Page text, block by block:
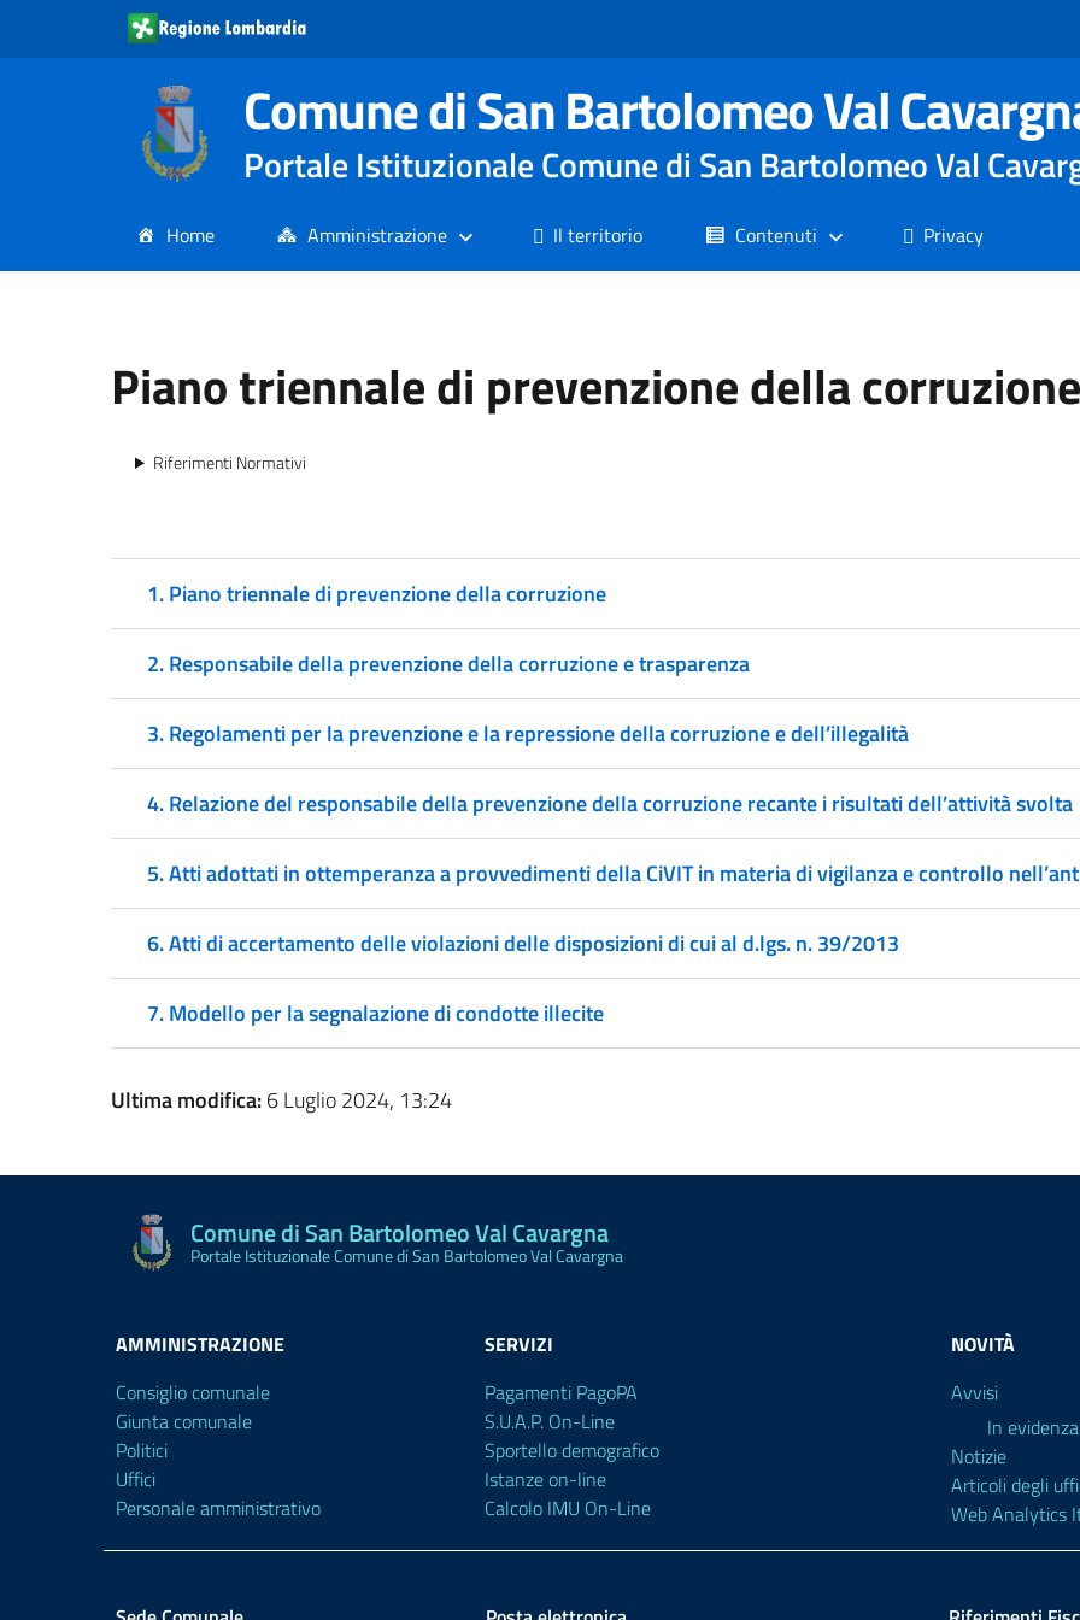
Comune di San Bartolomeo Val
Portale Istituzionale Comune di San Bartolomeo Val
Home Amministrazione Il territorio Contenuti Privacy
Piano triennale di prevenzione della
Riferimenti Normativi
1. Piano triennale di prevenzione della corruzione
2. Responsabile della prevenzione della corruzione e trasparenza
3. Regolamenti per la prevenzione e la repressione della corruzione e dell’illegalità
4. Relazione del responsabile della prevenzione della corruzione recante i risultati dell’attività svolta
5. Atti adottati in ottemperanza a provvedimenti della CiVIT in materia di vigilanza e controllo
6. Atti di accertamento delle violazioni delle disposizioni di cui al d.lgs. n. 39/2013
7. Modello per la segnalazione di condotte illecite
Ultima modifica:6 Luglio 2024, 13:24
Comune di San Bartolomeo Val Cavargna
Portale Istituzionale Comune di San Bartolomeo Val Cavargna
AMMINISTRAZIONE
Consiglio comunale
Giunta comunale
Politici
Uffici
Personale amministrativo
SERVIZI
Pagamenti PagoPA
S.U.A.P. On-Line
Sportello demografico
Istanze on-line
Calcolo IMU On-Line
NOVITÀ
Avvisi
In evidenza
Notizie
Articoli degli
Web Analytics